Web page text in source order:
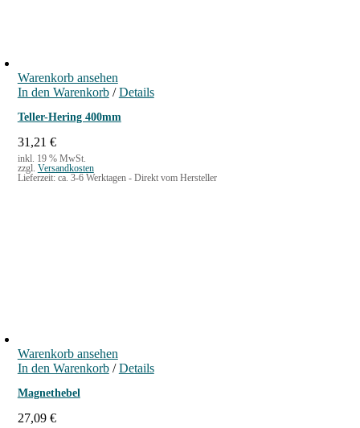
Warenkorb ansehen
In den Warenkorb / Details
Teller-Hering 400mm
31,21 €
inkl. 19 % MwSt.
zzgl. Versandkosten
Lieferzeit: ca. 3-6 Werktagen - Direkt vom Hersteller
Warenkorb ansehen
In den Warenkorb / Details
Magnethebel
27,09 €